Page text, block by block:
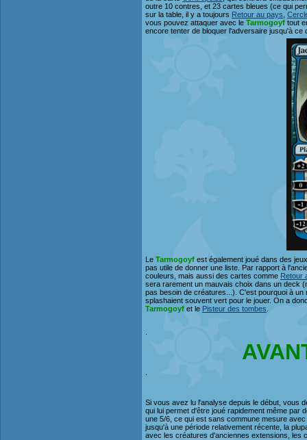
outre 10 contres, et 23 cartes bleues (ce qui
sur la table, il y a toujours Retour au pays
vous pouvez attaquer avec le Tarmogoyf tout
encore tenter de bloquer l'adversaire jusqu'à
Le Tarmogoyf est également joué dans des
pas utile de donner une liste. Par rapport à
couleurs, mais aussi des cartes comme Retour
sera rarement un mauvais choix dans un deck
pas besoin de créatures...). C'est pourquoi à
splashaient souvent vert pour le jouer. On a
Tarmogoyf et le Pisteur des tombes
Si vous avez lu l'analyse depuis le début, vous
qui lui permet d'être joué rapidement même par
une 5/6, ce qui est sans commune mesure
jusqu'à une période relativement récente, la
avec les créatures d'anciennes extensions, les